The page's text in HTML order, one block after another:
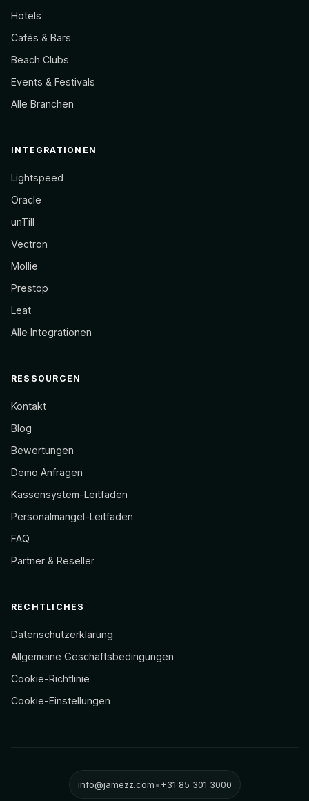
Hotels
Cafés & Bars
Beach Clubs
Events & Festivals
Alle Branchen
INTEGRATIONEN
Lightspeed
Oracle
unTill
Vectron
Mollie
Prestop
Leat
Alle Integrationen
RESSOURCEN
Kontakt
Blog
Bewertungen
Demo Anfragen
Kassensystem-Leitfaden
Personalmangel-Leitfaden
FAQ
Partner & Reseller
RECHTLICHES
Datenschutzerklärung
Allgemeine Geschäftsbedingungen
Cookie-Richtlinie
Cookie-Einstellungen
info@jamezz.com•+31 85 301 3000